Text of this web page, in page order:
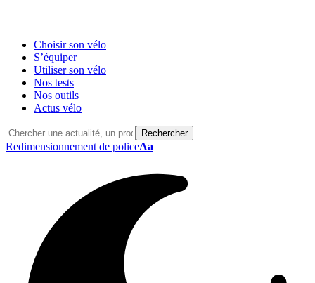
Choisir son vélo
S’équiper
Utiliser son vélo
Nos tests
Nos outils
Actus vélo
Redimensionnement de policeAa